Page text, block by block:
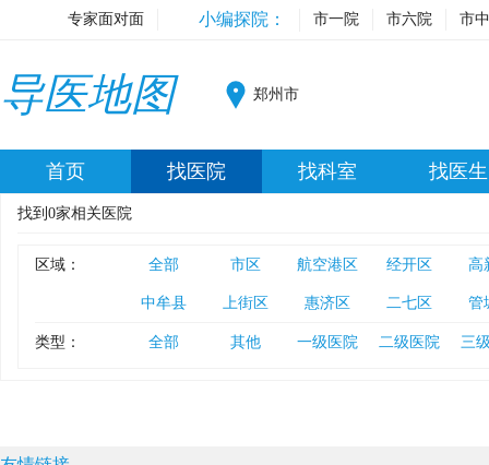
专家面对面 小编探院： 市一院 市六院 市
导医地图 郑州市
首页 找医院 找科室 找医生
找到 0家相关医院
区域： 全部 市区 航空港区 经开区 高
中牟县 上街区 惠济区 二七区 管
类型： 全部 其他 一级医院 二级医院 三